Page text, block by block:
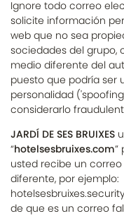
Ignore todo correo
solicite información
web que no sea
sociedades del grupo,
medio diferente del
puesto que podría ser
personalidad
considerarlo
JARDÍ DE SES BRUIXES
“hotelsesbruixes.com”
usted recibe un
diferente, por ejemplo:
de que es un correo